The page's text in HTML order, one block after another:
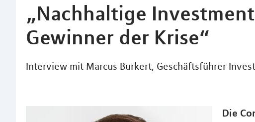
„Nachhaltige
Gewinner der Krise“
Interview mit Marcus Burkert, Geschäftsführer
Die